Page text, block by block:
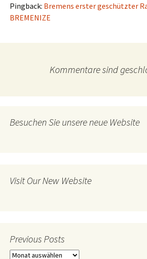
Pingback: Bremens erster geschützter
BREMENIZE
Kommentare sind
Besuchen Sie unsere neue Website
Visit Our New Website
Previous Posts
Previous